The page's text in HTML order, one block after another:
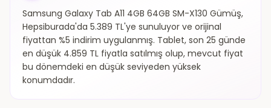
Samsung Galaxy Tab A11 4GB 64GB SM-X130 Gümüş,
Hepsiburada'da 5.389 TL'ye sunuluyor ve orijinal
fiyattan %5 indirim uygulanmış. Tablet, son 25 günde
en düşük 4.859 TL fiyatla satılmış olup, mevcut fiyat
bu dönemdeki en düşük seviyeden yüksek
konumdadır.